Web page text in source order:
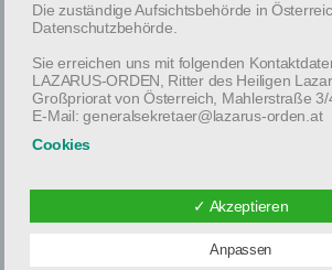
Die zuständige Aufsichtsbehörde in
Datenschutzbehörde.
Sie erreichen uns mit folgenden
LAZARUS-ORDEN, Ritter des Heiligen
Großpriorat von Österreich, Mahlerstraße 3/
E-Mail: generalsekretaer@lazarus-orden.at
Cookies
handelt es sich um kleine Textdateien, die
Browsers auf Ihrem Rechner abgelegt
keinen Schaden an. Wir nutzen Cookies
Homepage nutzerfreundlich zu gestalten.
bleiben auf Ihrem Endgerät gespeichert,
✓ Akzeptieren
Anpassen